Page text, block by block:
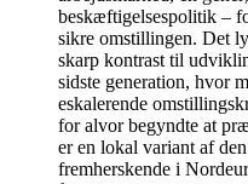
beskæftigelsespolitik –
sikre omstillingen. Det
skarp kontrast til
sidste generation, hvor
eskalerende
for alvor begyndte at
er en lokal variant af
fremherskende i